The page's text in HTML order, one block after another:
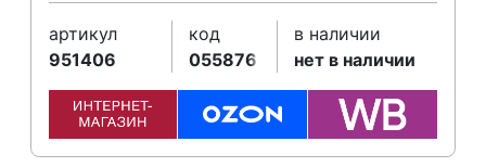
артикул
951406
код
055876
в наличии
нет в наличии